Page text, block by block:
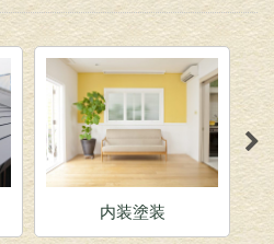
内装塗装